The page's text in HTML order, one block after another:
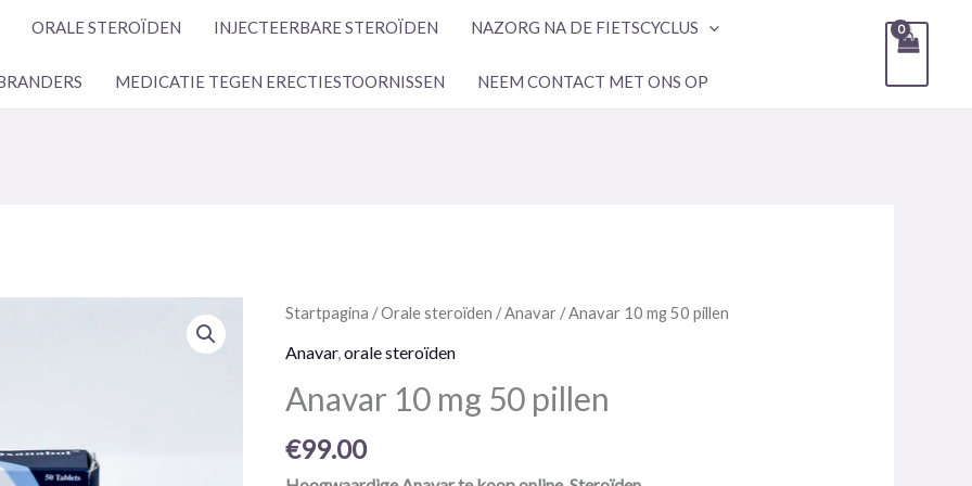
ORALE STEROÏDEN INJECTEERBARE STEROÏDEN NAZORG NA DE FIETSCYCLUS
MEDICATIE TEGEN ERECTIESTOORNISSEN NEEM CONTACT MET ONS OP
Startpagina /Orale steroïden /Anavar / Anavar 10 mg 50 pillen
Anavar,orale steroïden
Anavar 10 mg 50 pillen
€99.00
Anavar
50